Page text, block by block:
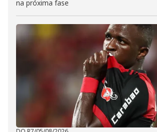
na próxima fase